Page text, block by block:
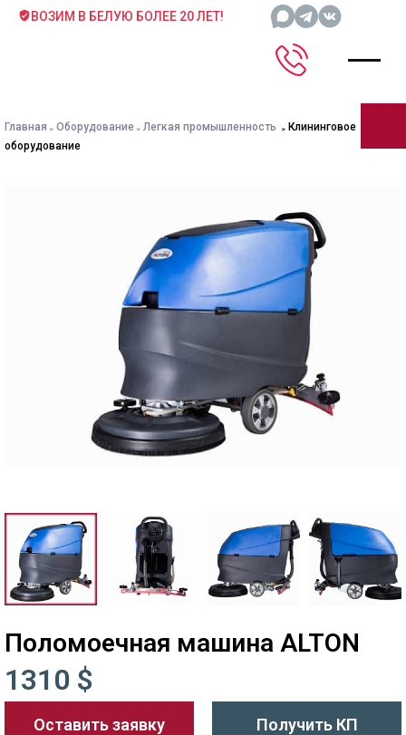
ВОЗИМ В БЕЛУЮ БОЛЕЕ 20 ЛЕТ!
Главная Оборудование Легкая промышленность
Клининговое
оборудование
Поломоечная машина ALTON
1310 $
Оставить заявку Получить КП